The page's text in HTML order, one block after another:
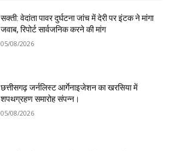
सक्ती: वेदांता पावर दुर्घटना जांच में देरी पर इंटक ने मांगा
जवाब, रिपोर्ट सार्वजनिक करने की मांग
05/08/2026
छत्तीसगढ़ जर्नलिस्ट आर्गेनाइजेशन का खरसिया में
शपथग्रहण समारोह संपन्न।
05/08/2026